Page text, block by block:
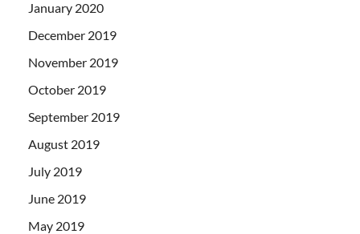
January 2020
December 2019
November 2019
October 2019
September 2019
August 2019
July 2019
June 2019
May 2019